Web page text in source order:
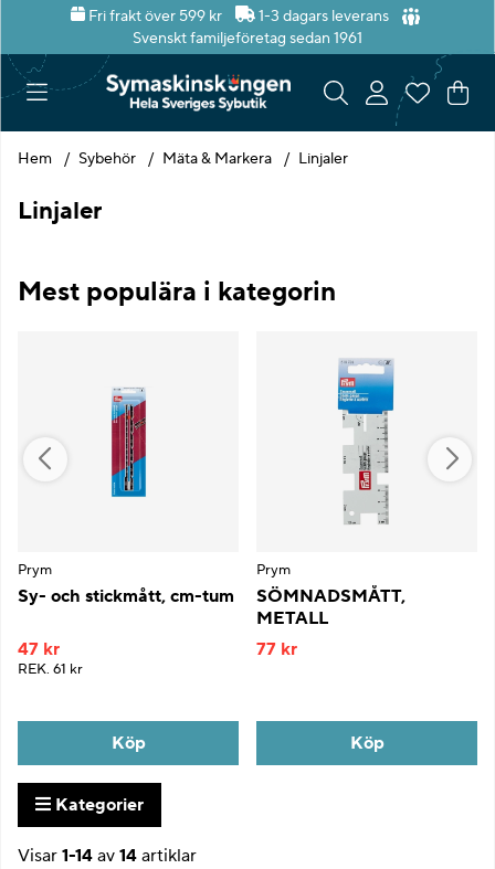
Fri frakt över 599 kr
1-3 dagars leverans
Svenskt familjeföretag sedan 1961
.
Hem Sybehör Mäta & Markera Linjaler
Linjaler
Mest populära i kategorin
Prym
Sy- och stickmått, cm-tum
47 kr
REK. 61 kr
Köp
Prym
SÖMNADSMÅTT,
METALL
77 kr
Köp
Kategorier
Visar 1-14 av 14 artiklar